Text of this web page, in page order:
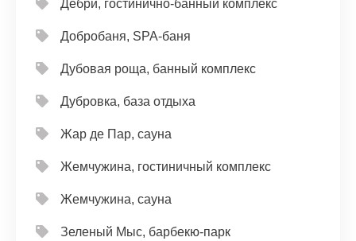
Дебри, гостинично-банный комплекс
Добробаня, SPA-баня
Дубовая роща, банный комплекс
Дубровка, база отдыха
Жар де Пар, сауна
Жемчужина, гостиничный комплекс
Жемчужина, сауна
Зеленый Мыс, барбекю-парк